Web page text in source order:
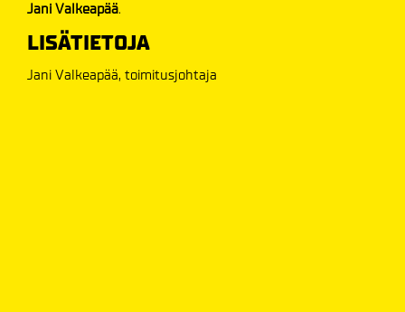
Jani Valkeapää.
LISÄTIETOJA
Jani Valkeapää, toimitusjohtaja